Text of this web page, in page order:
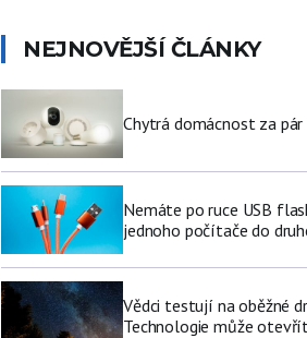
NEJNOVĚJŠÍ ČLÁNKY
Chytrá domácnost za
Nemáte po ruce USB
jednoho počítače do
Vědci testují na oběžné
Technologie může